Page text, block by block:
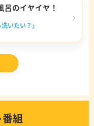
呂のイヤイヤ！
いたい？」
›
組